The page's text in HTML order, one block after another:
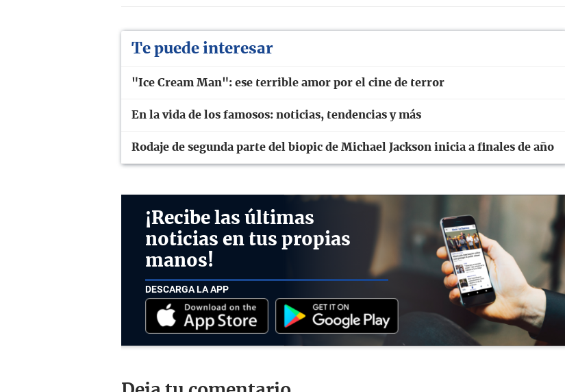
Te puede interesar
"Ice Cream Man": ese terrible amor por el cine de terror
En la vida de los famosos: noticias, tendencias y más
Rodaje de segunda parte del biopic de Michael Jackson inicia a finales de año
¡Recibe las últimas
noticias en tus propias
manos!
DESCARGA LA APP